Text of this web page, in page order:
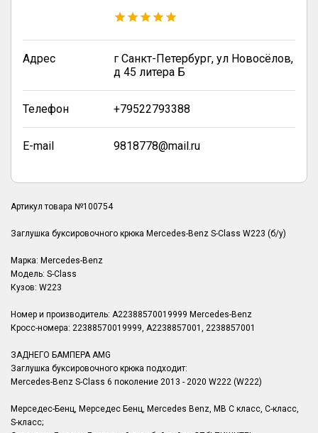
Адрес
г Санкт-Петербург, ул Новосёлов,
д 45 литера Б
Телефон +79522793388
E-mail 9818778@mail.ru
Артикул товара №100754
Заглушка буксировочного крюка Mercedes-Benz S-Class W223 (б/у)
Марка: Mercedes-Benz
Модель: S-Class
Кузов: W223
Номер и производитель: A22388570019999 Mercedes-Benz
Кросс-номера: 22388570019999, A2238857001, 2238857001
ЗАДНЕГО БАМПЕРА AMG
Заглушка буксировочного крюка подходит:
Mercedes-Benz S-Class 6 поколение 2013 - 2020 W222 (W222)
Мерседес-Бенц, Мерседес Бенц, Mercedes Benz, MB С класс, С-класс,
S-класс;